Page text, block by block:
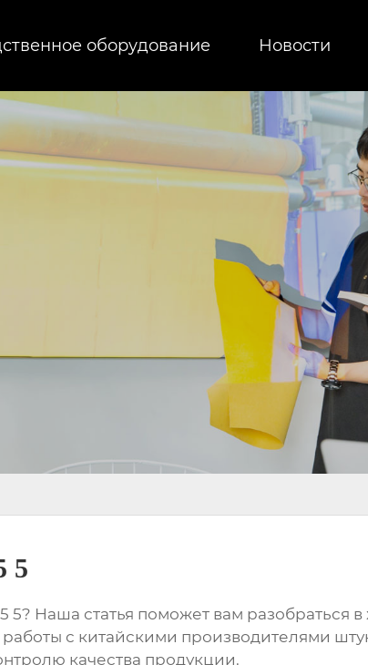
оборудование Новости
5
5? Наша статья поможет вам разобраться в
с китайскими производителями
качества продукции.